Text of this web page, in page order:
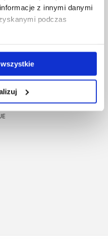
z innymi danymi
podczas